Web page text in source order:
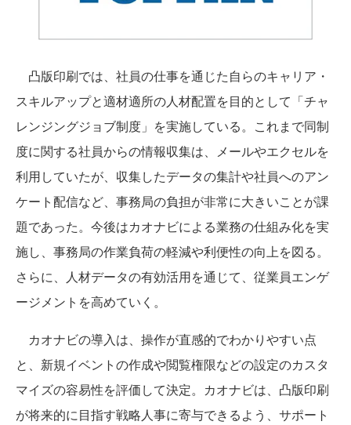
凸版印刷では、社員の仕事を通じた自らのキャリア・
スキルアップと適材適所の人材配置を目的として「チャ
レンジングジョブ制度」を実施している。これまで同制
度に関する社員からの情報収集は、メールやエクセルを
利用していたが、収集したデータの集計や社員へのアン
ケート配信など、事務局の負担が非常に大きいことが課
題であった。今後はカオナビによる業務の仕組み化を実
施し、事務局の作業負荷の軽減や利便性の向上を図る。
さらに、人材データの有効活用を通じて、従業員エンゲ
ージメントを高めていく。
カオナビの導入は、操作が直感的でわかりやすい点
と、新規イベントの作成や閲覧権限などの設定のカスタ
マイズの容易性を評価して決定。カオナビは、凸版印刷
が将来的に目指す戦略人事に寄与できるよう、サポート